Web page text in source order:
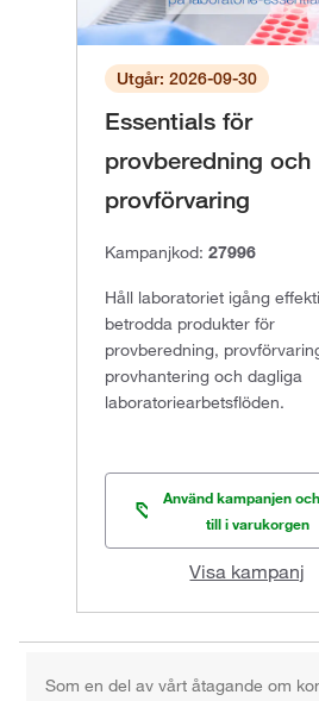
Utgår: 2026-09-30
Essentials för
provberedning och
provförvaring
Kampanjkod: 27996
Håll laboratoriet igång
betrodda produkter för
provberedning,
provhantering och dagliga
laboratoriearbetsflöden.
Använd kampanjen
till i varukorgen
Visa kampanj
Som en del av vårt åtagande om